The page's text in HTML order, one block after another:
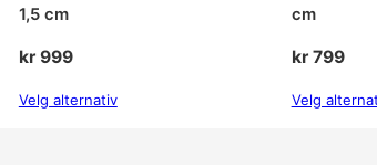
1,5 cm
kr999
Velg alternativ
cm
kr799
Velg